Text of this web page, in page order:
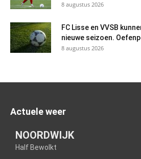
8 augustus 2026
FC Lisse en VVSB
nieuwe seizoen.
8 augustus 2026
Actuele weer
NOORDWIJK
Half Bewolkt